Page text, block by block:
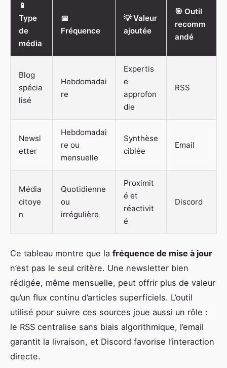
📱
Type
de
média
📅
Fréquence
💡 Valeur
ajoutée
🎯 Outil
recomm
andé
Blog
spécia
lisé
Hebdomadai
re
Expertis
e
approfon
die
RSS
Newsl
etter
Hebdomadai
re ou
mensuelle
Synthèse
ciblée
Email
Média
citoye
n
Quotidienne
ou
irrégulière
Proximit
é et
réactivit
é
Discord
Ce tableau montre que la fréquence de mise à jour
n’est pas le seul critère. Une newsletter bien
rédigée, même mensuelle, peut offrir plus de valeur
qu’un flux continu d’articles superficiels. L’outil
utilisé pour suivre ces sources joue aussi un rôle :
le RSS centralise sans biais algorithmique, l’email
garantit la livraison, et Discord favorise l’interaction
directe.